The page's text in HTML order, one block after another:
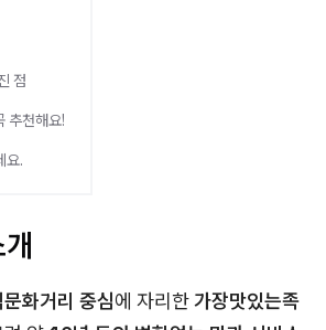
점
추천해요!
요.
화거리 중심에 자리한가장맛있는족